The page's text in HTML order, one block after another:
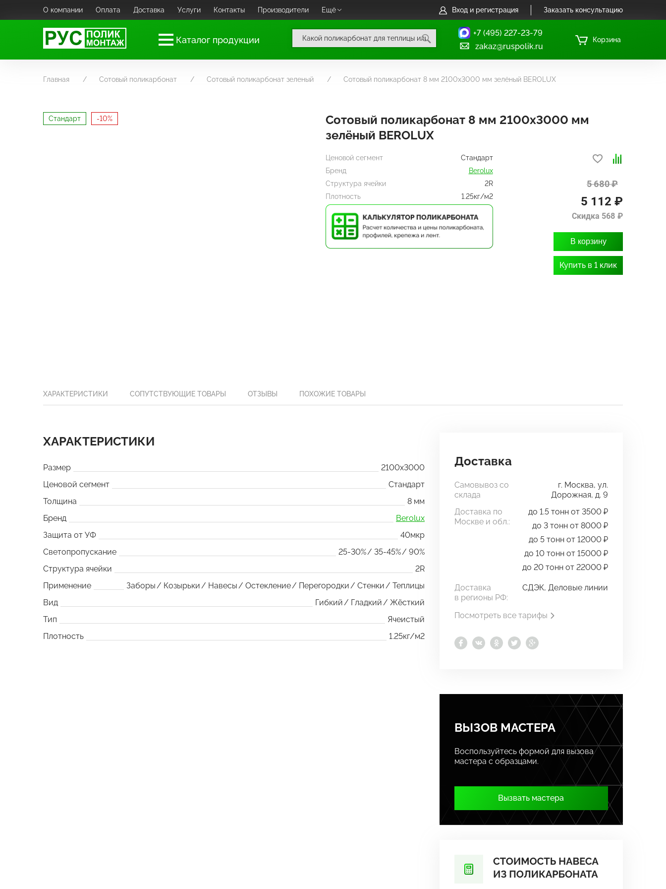
О компании Оплата Доставка Услуги Контакты Производители Ещё Вход и регистрация Заказать консультацию
Каталог продукции
+7 (495) 227-23-79
zakaz@ruspolik.ru
Корзина
Главная Сотовый поликарбонат Сотовый поликарбонат зеленый Сотовый поликарбонат 8 мм 2100x3000 мм зелёный BEROLUX
Стандарт -10%
Сотовый поликарбонат 8 мм 2100x3000 мм
зелёный BEROLUX
Ценовой сегмент
Стандарт
Бренд
Berolux
Структура ячейки
2R
Плотность
1.25кг/м2
5 680 ₽
5 112 ₽
Скидка 568 ₽
В корзину
Купить в 1 клик
ХАРАКТЕРИСТИКИ СОПУТСТВУЮЩИЕ ТОВАРЫ ОТЗЫВЫ ПОХОЖИЕ ТОВАРЫ
ХАРАКТЕРИСТИКИ
Размер
2100x3000
Ценовой сегмент
Стандарт
Толщина
8 мм
Бренд
Berolux
Защита от УФ
40мкр
Светопропускание
25-30% 35-45%
90%
Структура ячейки
2R
Применение
Заборы Козырьки Навесы Остекление Перегородки Стенки
Теплицы
Вид
Гибкий Гладкий
Жёсткий
Тип
Ячеистый
Плотность
1.25кг/м2
Доставка
Самовывоз со
склада
г. Москва, ул.
Дорожная, д. 9
Доставка по
Москве и обл.:
до 1.5 тонн от 3500 ₽
до 3 тонн от 8000 ₽
до 5 тонн от 12000 ₽
до 10 тонн от 15000 ₽
до 20 тонн от 22000 ₽
Доставка
в регионы РФ:
СДЭК, Деловые линии
Посмотреть все тарифы
ВЫЗОВ МАСТЕРА
Воспользуйтесь формой для вызова
мастера с образцами.
Вызвать мастера